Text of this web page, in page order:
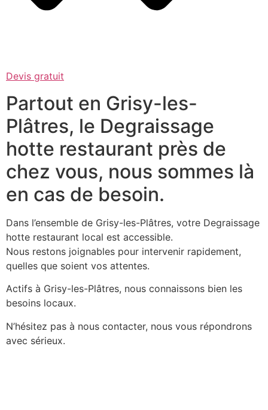
Devis gratuit
Partout en Grisy-les-
Plâtres, le Degraissage
hotte restaurant près de
chez vous, nous sommes là
en cas de besoin.
Dans l’ensemble de Grisy-les-Plâtres, votre Degraissage
hotte restaurant local est accessible.
Nous restons joignables pour intervenir rapidement,
quelles que soient vos attentes.
Actifs à Grisy-les-Plâtres, nous connaissons bien les
besoins locaux.
N’hésitez pas à nous contacter, nous vous répondrons
avec sérieux.